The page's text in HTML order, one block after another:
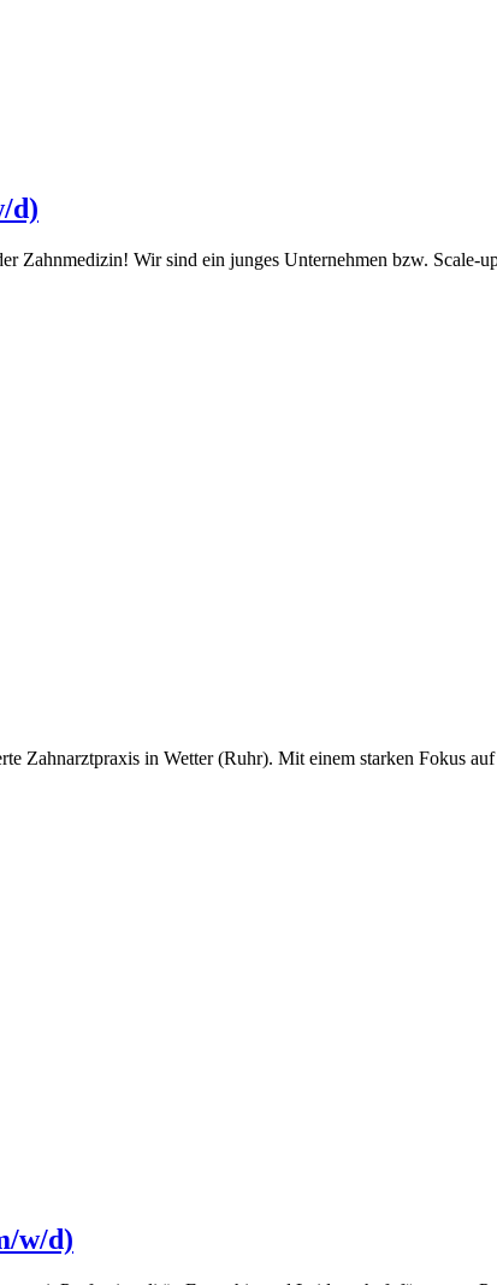
d)
Zahnmedizin! Wir sind ein junges Unternehmen bzw. Scale-
Zahnarztpraxis in Wetter (Ruhr). Mit einem starken Fokus
w/d)